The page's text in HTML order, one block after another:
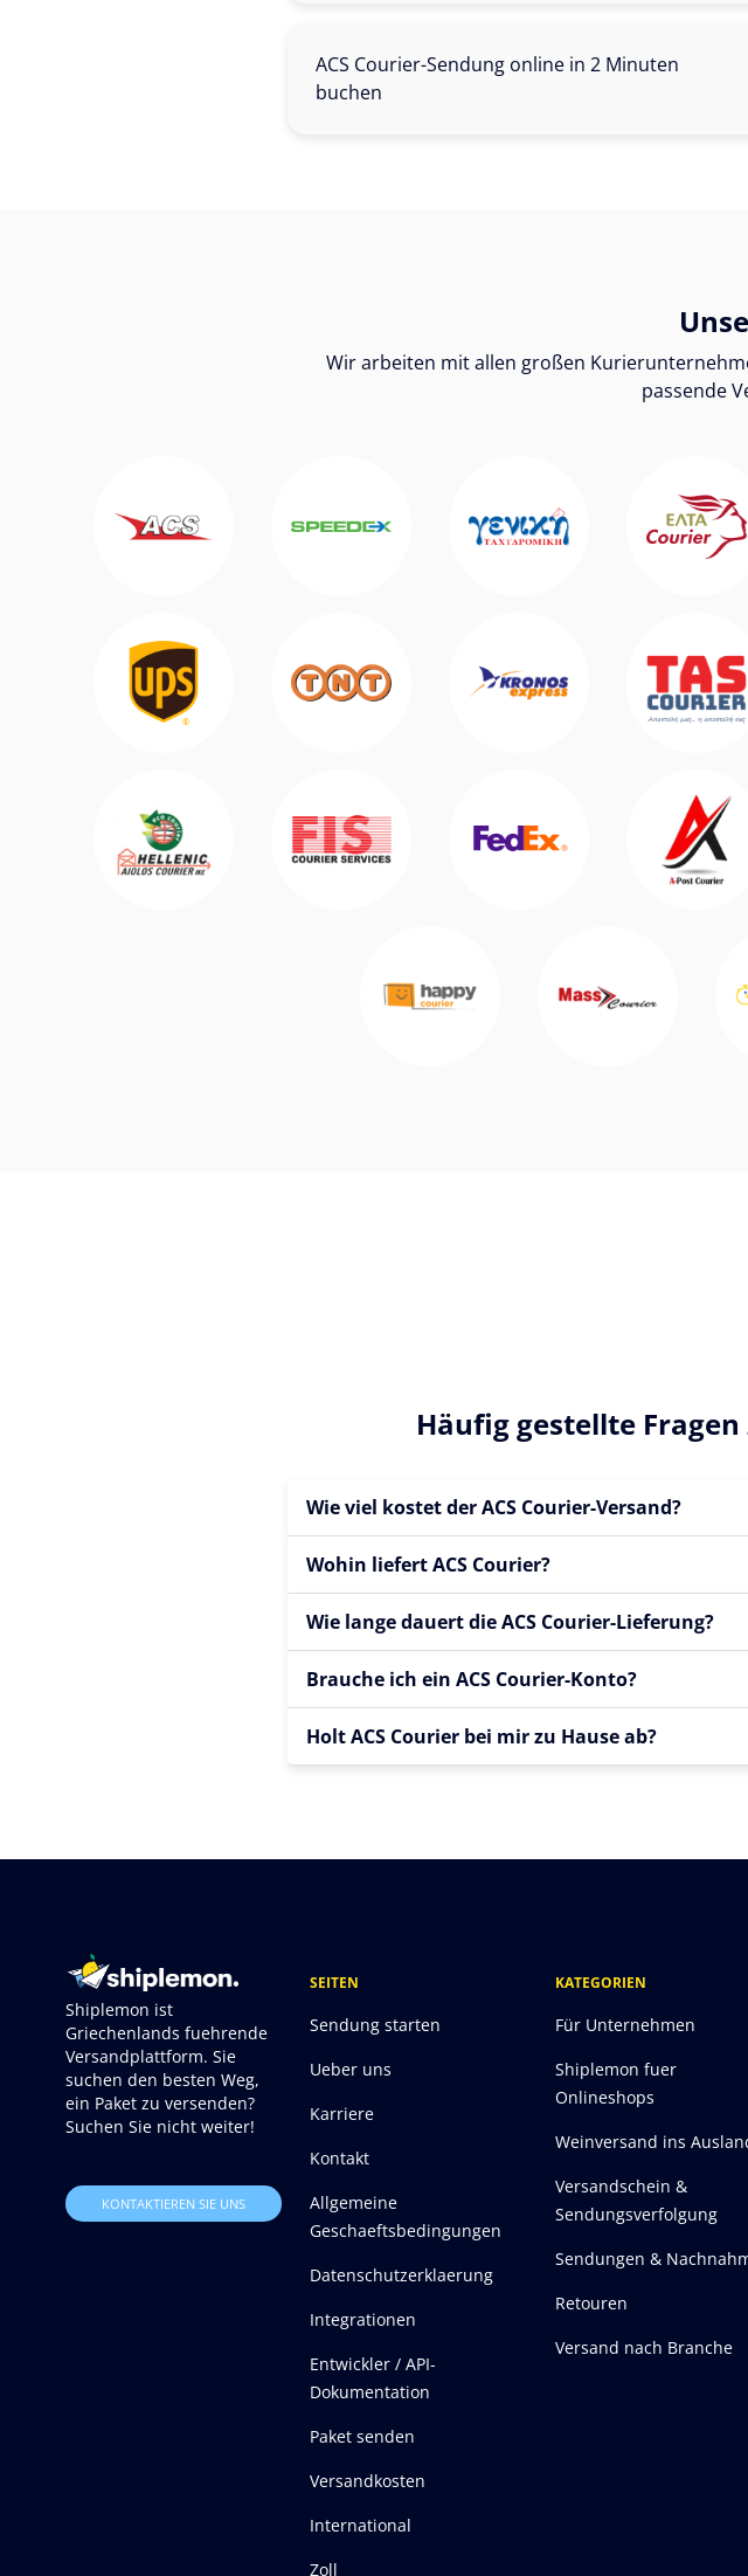
ACS Courier-Sendung online in 2 Minuten
buchen
Wir arbeiten mit allen großen
passende
Häufig gestellte
Wie viel kostet der ACS Courier-Versand?
Wohin liefert ACS Courier?
Wie lange dauert die ACS Courier-Lieferung?
Brauche ich ein ACS Courier-Konto?
Holt ACS Courier bei mir zu Hause ab?
Shiplemon ist
Griechenlands fuehrende
Versandplattform. Sie
suchen den besten Weg,
ein Paket zu versenden?
Suchen Sie nicht weiter!
KONTAKTIEREN SIE UNS
SEITEN
Sendung starten
Ueber uns
Karriere
Kontakt
Allgemeine
Geschaeftsbedingungen
Datenschutzerklaerung
Integrationen
Entwickler / API-
Dokumentation
Paket senden
Versandkosten
International
Zoll
KATEGORIEN
Für Unternehmen
Shiplemon fuer
Onlineshops
Weinversand ins
Versandschein &
Sendungsverfolgung
Sendungen &
Retouren
Versand nach Branche